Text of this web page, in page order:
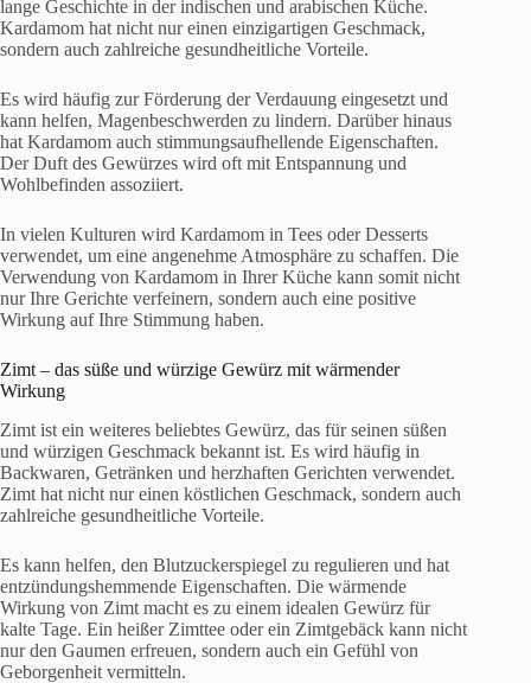
lange Geschichte in der indischen und arabischen Küche.
Kardamom hat nicht nur einen einzigartigen Geschmack,
sondern auch zahlreiche gesundheitliche Vorteile.
Es wird häufig zur Förderung der Verdauung eingesetzt und
kann helfen, Magenbeschwerden zu lindern. Darüber hinaus
hat Kardamom auch stimmungsaufhellende Eigenschaften.
Der Duft des Gewürzes wird oft mit Entspannung und
Wohlbefinden assoziiert.
In vielen Kulturen wird Kardamom in Tees oder Desserts
verwendet, um eine angenehme Atmosphäre zu schaffen. Die
Verwendung von Kardamom in Ihrer Küche kann somit nicht
nur Ihre Gerichte verfeinern, sondern auch eine positive
Wirkung auf Ihre Stimmung haben.
Zimt – das süße und würzige Gewürz mit wärmender
Wirkung
Zimt ist ein weiteres beliebtes Gewürz, das für seinen süßen
und würzigen Geschmack bekannt ist. Es wird häufig in
Backwaren, Getränken und herzhaften Gerichten verwendet.
Zimt hat nicht nur einen köstlichen Geschmack, sondern auch
zahlreiche gesundheitliche Vorteile.
Es kann helfen, den Blutzuckerspiegel zu regulieren und hat
entzündungshemmende Eigenschaften. Die wärmende
Wirkung von Zimt macht es zu einem idealen Gewürz für
kalte Tage. Ein heißer Zimttee oder ein Zimtgebäck kann nicht
nur den Gaumen erfreuen, sondern auch ein Gefühl von
Geborgenheit vermitteln.